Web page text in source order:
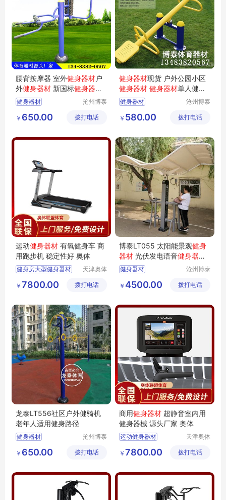
腰背按摩器 室外健身器材户
外健身器材 新国标健身器材
厂家
健身器材
沧州博泰
有限公司
￥ 650.00 拨打电话
健身器材现货 户外公园小区
健身器材 健身器材单人健骑
机图片
健身器材
沧州博泰
有限公司
￥ 580.00 拨打电话
运动健身器材 有氧健身车 商
用跑步机 稳定性好 奥体
健身房大型健身器材
健身房健身器材
家庭式健身器材
天津奥体
用品有限
￥ 7800.00 拨打电话
博泰LT055 太阳能景观健身
器材 光伏发电语音健身器材
单柱遮阳棚
厂家
健身器材
沧州博泰
有限公司
￥ 4500.00 拨打电话
龙泰LT556社区户外健骑机
老年人适用健身路径
健身器材
沧州博泰
有限公司
￥ 650.00 拨打电话
商用健身器材 超静音室内用
健身器械 源头厂家 奥体
运动健身器材
家庭式健身器材
健身房运动健身器材
天津奥体
用品有限
￥ 7800.00 拨打电话